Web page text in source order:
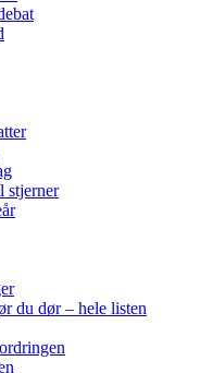
stjerner
du dør – hele listen